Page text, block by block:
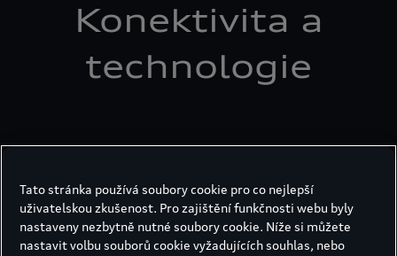
Konektivita a
technologie
Více informací
Tato stránka používá soubory cookie pro co nejlepší
uživatelskou zkušenost. Pro zajištění funkčnosti webu byly
nastaveny nezbytně nutné soubory cookie. Níže si můžete
nastavit volbu souborů cookie vyžadujících souhlas, nebo